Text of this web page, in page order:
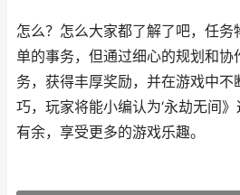
怎么？怎么大家都了解了吧，任务
单的事务，但通过细心的规划和协
务，获得丰厚奖励，并在游戏中不
巧，玩家将能小编认为‘永劫无间
有余，享受更多的游戏乐趣。